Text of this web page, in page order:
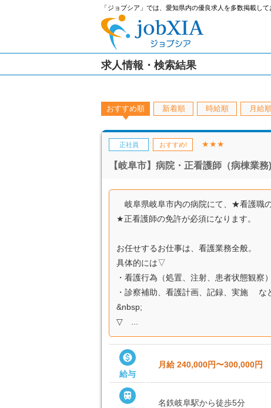
「ジョブシア」では、愛知県内の優良求人を多数掲載して
求人情報・検索結果
おすすめ順 新着順 時給順 月給
正社員 おすすめ! ★★★
【岐阜市】病院・正看護師（病棟
岐阜県岐阜市内の病院にて、★看護職の
★正看護師の免許が必須になります。
お任せするお仕事は、看護業務全般。
具体的には▽
・看護行為（処置、注射、患者状態観察）
・診察補助、看護計画、記録、実施 な
&nbsp;
▽ ...

給与
月給 240,000円〜300,000円

名鉄岐阜駅から徒歩5分